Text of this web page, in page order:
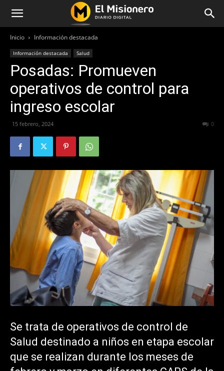
Inicio Información destacada
Información destacada Salud
Posadas: Promueven
operativos de control para
ingreso escolar
15 febrero, 2024 0
Se trata de operativos de control de
Salud destinado a niños en etapa escolar
que se realizan durante los meses de